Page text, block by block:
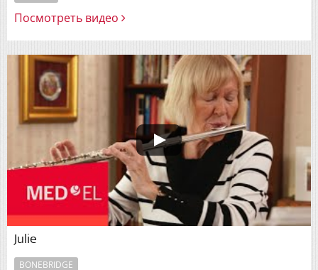
Посмотреть видео
Julie
BONEBRIDGE